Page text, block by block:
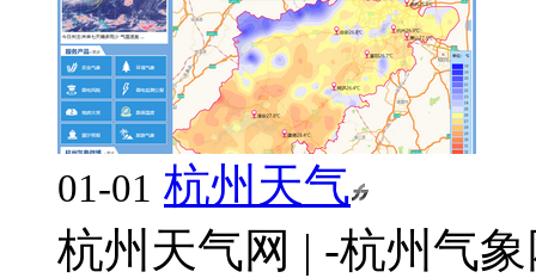
01-01 杭州天气
杭州天气网 | -杭州气